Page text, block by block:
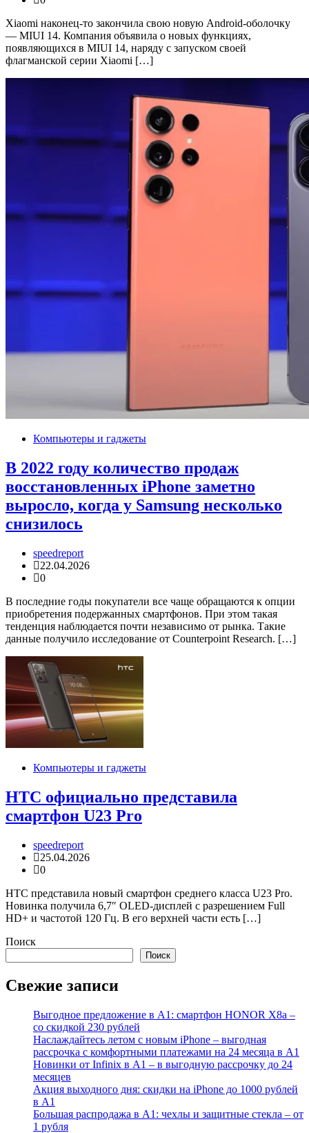
Xiaomi наконец-то закончила свою новую Android-оболочку
— MIUI 14. Компания объявила о новых функциях,
появляющихся в MIUI 14, наряду с запуском своей
флагманской серии Xiaomi […]
Компьютеры и гаджеты
В 2022 году количество продаж
восстановленных iPhone заметно
выросло, когда у Samsung несколько
снизилось
speedreport
22.04.2026
0
В последние годы покупатели все чаще обращаются к опции
приобретения подержанных смартфонов. При этом такая
тенденция наблюдается почти независимо от рынка. Такие
данные получило исследование от Counterpoint Research. […]
Компьютеры и гаджеты
HTC официально представила
смартфон U23 Pro
speedreport
25.04.2026
0
HTC представила новый смартфон среднего класса U23 Pro.
Новинка получила 6,7″ OLED-дисплей с разрешением Full
HD+ и частотой 120 Гц. В его верхней части есть […]
Поиск
Поиск
Свежие записи
Выгодное предложение в А1: смартфон HONOR X8a –
со скидкой 230 рублей
Наслаждайтесь летом с новым iPhone – выгодная
рассрочка с комфортными платежами на 24 месяца в А1
Новинки от Infinix в А1 – в выгодную рассрочку до 24
месяцев
Акция выходного дня: скидки на iPhone до 1000 рублей
в А1
Большая распродажа в А1: чехлы и защитные стекла – от
1 рубля